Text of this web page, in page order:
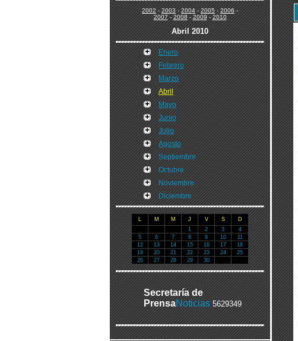
2002-2003-2004-2005-2006-
2007-2008-2009-2010
Abril 2010
Enero
Febrero
Marzo
Abril
Mayo
Junio
Julio
Agosto
Septiembre
Octubre
Noviembre
Diciembre
L M M J V S
D
1
2 3
4
5
6 7 8 9 10
11
12
13 14 15 16 17
18
19
20 21 22 23 24
25
26
27 28 29 30
Secretaría de
PrensaNoticias 5629349